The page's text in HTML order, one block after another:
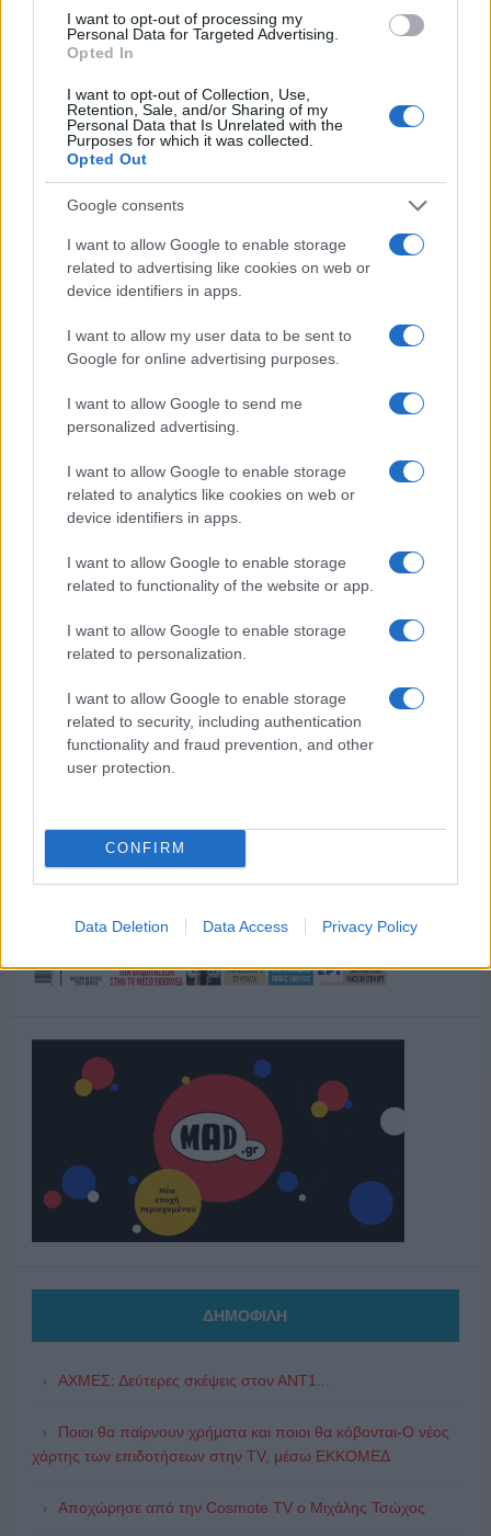
I want to opt-out of processing my
Personal Data for Targeted Advertising.
Opted In
I want to opt-out of Collection, Use,
Retention, Sale, and/or Sharing of my
Personal Data that Is Unrelated with the
Purposes for which it was collected.
Opted Out
Google consents
I want to allow Google to enable storage
related to advertising like cookies on web or
device identifiers in apps.
I want to allow my user data to be sent to
Google for online advertising purposes.
I want to allow Google to send me
personalized advertising.
I want to allow Google to enable storage
related to analytics like cookies on web or
device identifiers in apps.
I want to allow Google to enable storage
related to functionality of the website or app.
I want to allow Google to enable storage
related to personalization.
I want to allow Google to enable storage
related to security, including authentication
functionality and fraud prevention, and other
user protection.
CONFIRM
Data Deletion Data Access Privacy Policy
της Ζωής μας
Οι άνθρωποι, οι αυθεντικές ιστορίες,
το ελληνικό καλοκαίρι και ένας
πολιτισμός που μας ενώνει κάθε μέρα.
ΟΣΑ ΧΡΕΙΑΖΕΣΑΙ
ΓΙΑ ΤΟ ΚΑΛΟΚΑΙΡΙ ΣΟΥ →
ΔΗΜΟΦΙΛΗ
ΑΧΜΕΣ: Δεύτερες σκέψεις στον ΑΝΤ1...
Ποιοι θα παίρνουν χρήματα και ποιοι θα κόβονται-Ο νέος
χάρτης των επιδοτήσεων στην TV, μέσω ΕΚΚΟΜΕΔ
Αποχώρησε από την Cosmote TV o Μιχάλης Τσώχος